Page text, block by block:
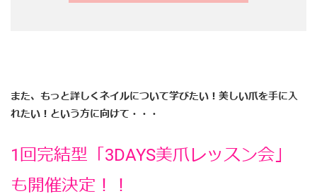
また、もっと詳しくネイルについて学びたい！美しい爪を手に入
れたい！という方に向けて・・・
1回完結型「3DAYS美爪レッスン会」
も開催決定！！